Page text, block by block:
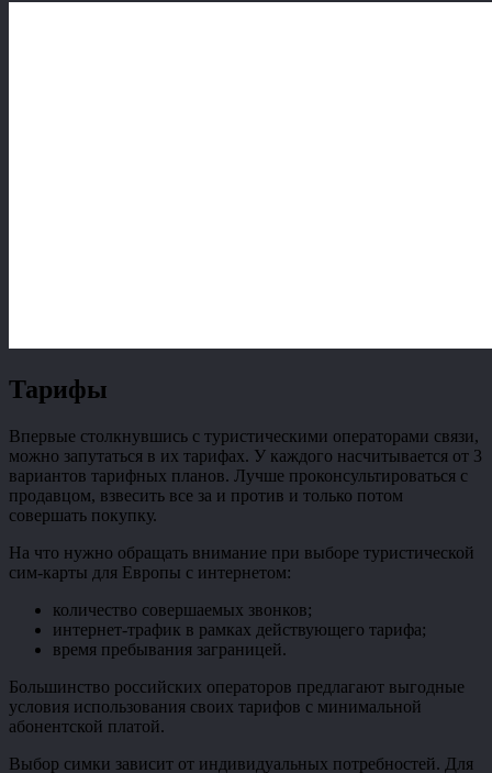
Тарифы
Впервые столкнувшись с туристическими операторами связи,
можно запутаться в их тарифах. У каждого насчитывается от 3
вариантов тарифных планов. Лучше проконсультироваться с
продавцом, взвесить все за и против и только потом
совершать покупку.
На что нужно обращать внимание при выборе туристической
сим-карты для Европы с интернетом:
количество совершаемых звонков;
интернет-трафик в рамках действующего тарифа;
время пребывания заграницей.
Большинство российских операторов предлагают выгодные
условия использования своих тарифов с минимальной
абонентской платой.
Выбор симки зависит от индивидуальных потребностей. Для